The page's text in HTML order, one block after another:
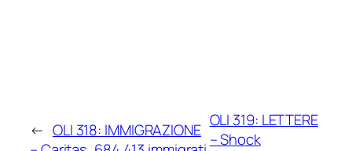
← OLI 318: IMMIGRAZIONE OLI 319: LETTERE
– Shock